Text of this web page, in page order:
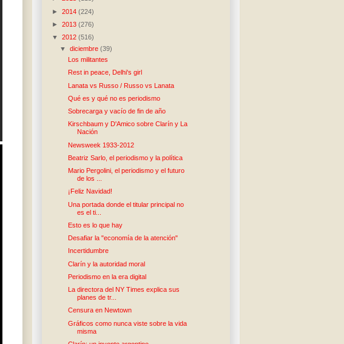
► 2014 (224)
► 2013 (276)
▼ 2012 (516)
▼diciembre(39)
Los militantes
Rest in peace, Delhi's girl
Lanata vs Russo / Russo vs Lanata
Qué es y qué no es periodismo
Sobrecarga y vacío de fin de año
Kirschbaum y D'Amico sobre Clarín y La
Nación
Newsweek 1933-2012
Beatriz Sarlo, el periodismo y la política
Mario Pergolini, el periodismo y el futuro
de los ...
¡Feliz Navidad!
Una portada donde el titular principal no
es el ti...
Esto es lo que hay
Desafiar la "economía de la atención"
Incertidumbre
Clarín y la autoridad moral
Periodismo en la era digital
La directora del NY Times explica sus
planes de tr...
Censura en Newtown
Gráficos como nunca viste sobre la vida
misma